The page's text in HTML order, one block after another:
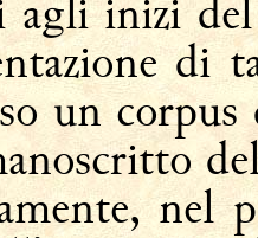
agli inizi
di
un
nel